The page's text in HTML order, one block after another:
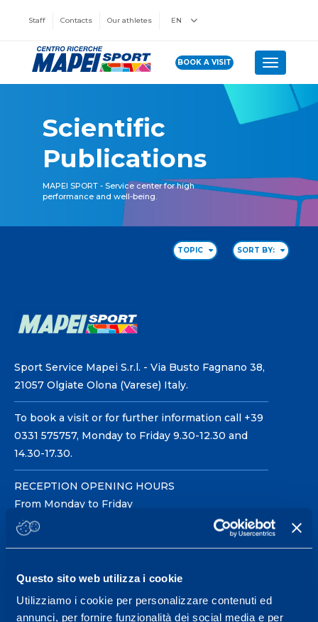
Questo sito web utilizza i cookie
Utilizziamo i cookie per personalizzare contenuti ed
annunci, per fornire funzionalità dei social media e per
Staff Contacts Our athletes EN
BOOK A VISIT Toggle
Scientific
Publications
MAPEI SPORT - Service center for high
performance and well-being.
TOPIC SORT BY:
Sport Service Mapei S.r.l. - Via Busto Fagnano 38,
21057 Olgiate Olona (Varese) Italy.
To book a visit or for further information call +39
0331 575757, Monday to Friday 9.30-12.30 and
14.30-17.30.
RECEPTION OPENING HOURS
From Monday to Friday
08.30 - 18.30
Service center for high
performance and well-